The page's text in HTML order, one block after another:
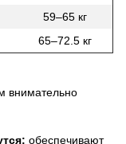
59–65 кг
65–72.5 кг
внимательно
обеспечивают